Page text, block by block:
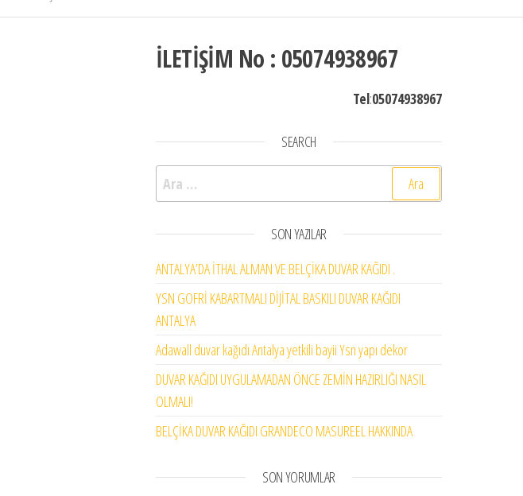
İLETİŞİM No : 05074938967
Tel:05074938967
SEARCH
Arama:
SON YAZILAR
ANTALYA’DA İTHAL ALMAN VE BELÇİKA DUVAR KAĞIDI .
YSN GOFRİ KABARTMALI DİJİTAL BASKILI DUVAR KAĞIDI
ANTALYA
Adawall duvar kağıdı Antalya yetkili bayii Ysn yapı dekor
DUVAR KAĞIDI UYGULAMADAN ÖNCE ZEMİN HAZIRLIĞI NASIL
OLMALI!
BELÇİKA DUVAR KAĞIDI GRANDECO MASUREEL HAKKINDA
SON YORUMLAR